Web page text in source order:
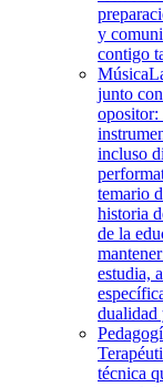
y
contigo
Música
junto
opositor:
incluso
temario
historia
de la
estudia,
dualidad
técnica